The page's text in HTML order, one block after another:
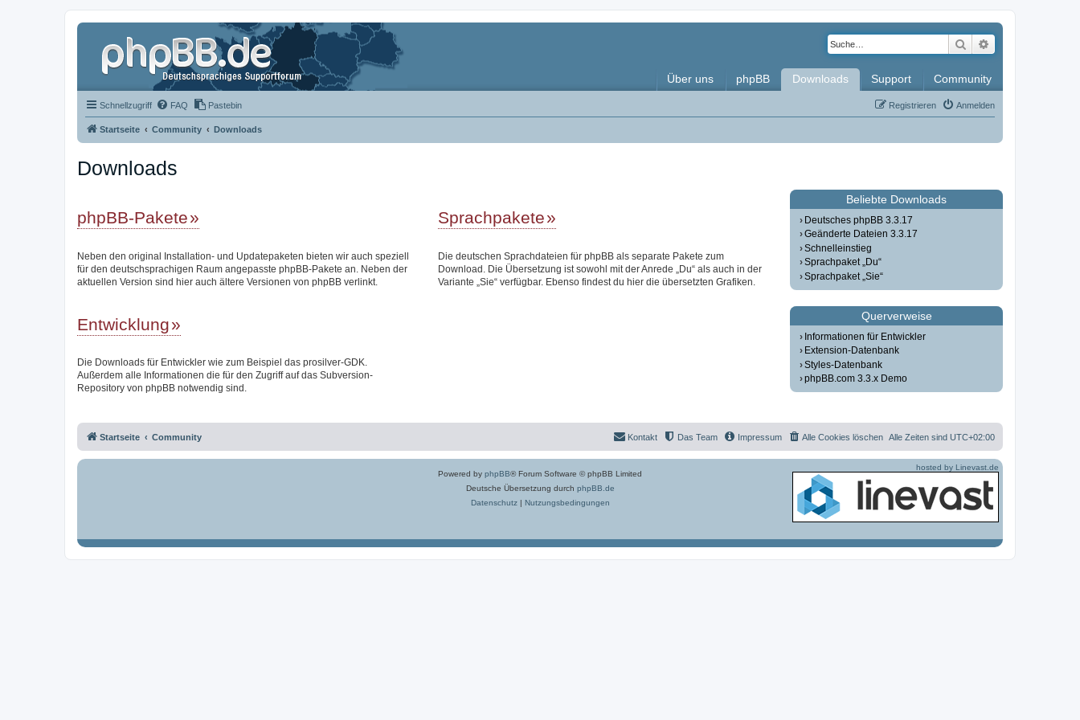
Suche
Über uns phpBB Downloads Support Community
Schnellzugriff FAQ Pastebin Anmelden
Registrieren
Startseite Community Downloads
Downloads
phpBB-Pakete
Neben den original Installation- und Updatepaketen bieten wir auch speziell
für den deutschsprachigen Raum angepasste phpBB-Pakete an. Neben der
aktuellen Version sind hier auch ältere Versionen von phpBB verlinkt.
Sprachpakete
Die deutschen Sprachdateien für phpBB als separate Pakete zum
Download. Die Übersetzung ist sowohl mit der Anrede „Du“ als auch in der
Variante „Sie“ verfügbar. Ebenso findest du hier die übersetzten Grafiken.
Entwicklung
Die Downloads für Entwickler wie zum Beispiel das prosilver-GDK.
Außerdem alle Informationen die für den Zugriff auf das Subversion-
Repository von phpBB notwendig sind.
Beliebte Downloads
Deutsches phpBB 3.3.17
Geänderte Dateien 3.3.17
Schnelleinstieg
Sprachpaket „Du“
Sprachpaket „Sie“
Querverweise
Informationen für Entwickler
Extension-Datenbank
Styles-Datenbank
phpBB.com 3.3.x Demo
Startseite Community Alle Zeiten sind UTC+02:00
Alle Cookies löschen
Impressum
Das Team
Kontakt
Powered by phpBB® Forum Software © phpBB Limited
Deutsche Übersetzung durch phpBB.de
Datenschutz| Nutzungsbedingungen
hosted by Linevast.de